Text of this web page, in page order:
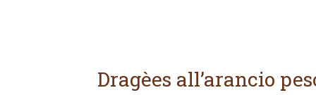
Dragèes all’arancio